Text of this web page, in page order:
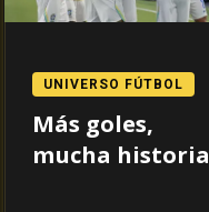
UNIVERSO FÚTBOL
Más goles,
mucha historia